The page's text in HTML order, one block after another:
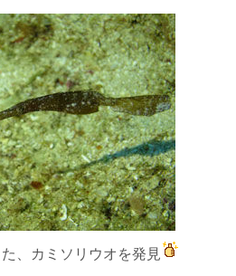
、カミソリウオを発見